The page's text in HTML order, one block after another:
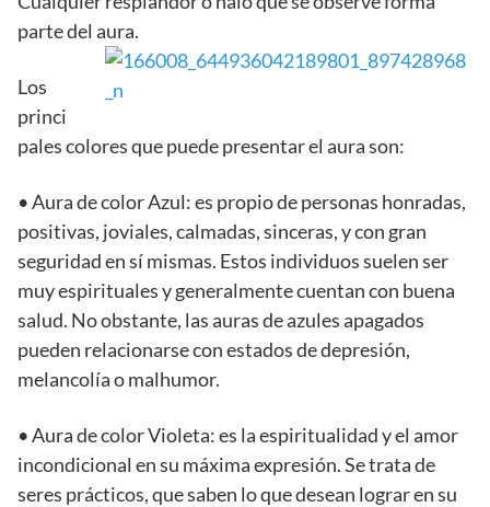
parte del aura.
Los
princi
pales colores que puede presentar el aura son:
• Aura de color Azul: es propio de personas honradas,
positivas, joviales, calmadas, sinceras, y con gran
seguridad en sí mismas. Estos individuos suelen ser
muy espirituales y generalmente cuentan con buena
salud. No obstante, las auras de azules apagados
pueden relacionarse con estados de depresión,
melancolía o malhumor.
• Aura de color Violeta: es la espiritualidad y el amor
incondicional en su máxima expresión. Se trata de
seres prácticos, que saben lo que desean lograr en su